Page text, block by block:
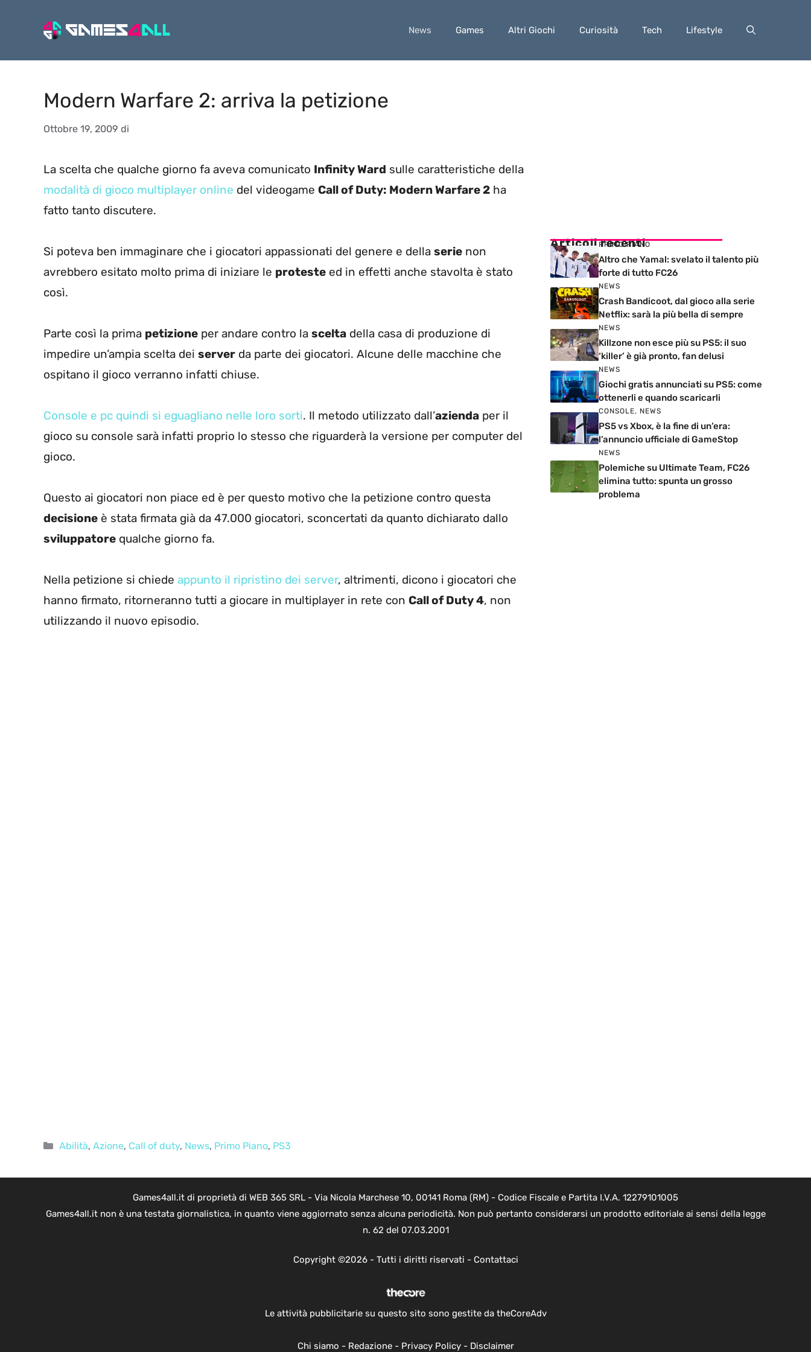
News Games Altri Giochi Curiosità Tech Lifestyle
Modern Warfare 2: arriva la petizione
Ottobre 19, 2009 di
La scelta che qualche giorno fa aveva comunicato Infinity Ward sulle caratteristiche della
modalità di gioco multiplayer online del videogame Call of Duty: Modern Warfare 2 ha
fatto tanto discutere.
Si poteva ben immaginare che i giocatori appassionati del genere e della serie non
avrebbero esitato molto prima di iniziare le proteste ed in effetti anche stavolta è stato
così.
Parte così la prima petizione per andare contro la scelta della casa di produzione di
impedire un’ampia scelta dei server da parte dei giocatori. Alcune delle macchine che
ospitano il gioco verranno infatti chiuse.
Console e pc quindi si eguagliano nelle loro sorti. Il metodo utilizzato dall’azienda per il
gioco su console sarà infatti proprio lo stesso che riguarderà la versione per computer del
gioco.
Questo ai giocatori non piace ed è per questo motivo che la petizione contro questa
decisione è stata firmata già da 47.000 giocatori, sconcertati da quanto dichiarato dallo
sviluppatore qualche giorno fa.
Nella petizione si chiede appunto il ripristino dei server, altrimenti, dicono i giocatori che
hanno firmato, ritorneranno tutti a giocare in multiplayer in rete con Call of Duty 4, non
utilizzando il nuovo episodio.
Categorie
Abilità, Azione, Call of duty, News, Primo Piano, PS3
Articoli recenti
PRIMO PIANO
Altro che Yamal: svelato il talento più
forte di tutto FC26
NEWS
Crash Bandicoot, dal gioco alla serie
Netflix: sarà la più bella di sempre
NEWS
Killzone non esce più su PS5: il suo
‘killer’ è già pronto, fan delusi
NEWS
Giochi gratis annunciati su PS5: come
ottenerli e quando scaricarli
CONSOLE, NEWS
PS5 vs Xbox, è la fine di un’era:
l’annuncio ufficiale di GameStop
NEWS
Polemiche su Ultimate Team, FC26
elimina tutto: spunta un grosso
problema
Games4all.it di proprietà di WEB 365 SRL - Via Nicola Marchese 10, 00141 Roma (RM) - Codice Fiscale e Partita I.V.A. 12279101005
Games4all.it non è una testata giornalistica, in quanto viene aggiornato senza alcuna periodicità. Non può pertanto considerarsi un prodotto editoriale ai sensi della legge
n. 62 del 07.03.2001
Copyright ©2026 - Tutti i diritti riservati - Contattaci
Le attività pubblicitarie su questo sito sono gestite da theCoreAdv
Chi siamo - Redazione- Privacy Policy- Disclaimer